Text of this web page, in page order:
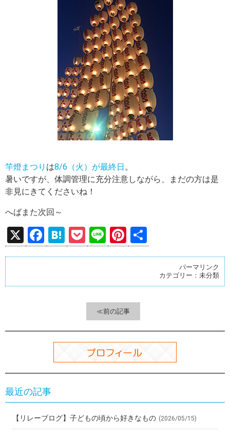
竿燈まつり は8/6（火）が最終日 。
暑いですが、体調管理に充分注意しながら、まだの方は是
非見にきてくださいね！
へばまた次回～
X
F
a
b
k
H
at
n
P
o
et
Li
n
Pi
nt
es
t
有
パーマリンク
カテゴリー： 未分類
≪前の記事
最近の記事
【リレーブログ】子どもの頃から好きなもの (2026/05/15)